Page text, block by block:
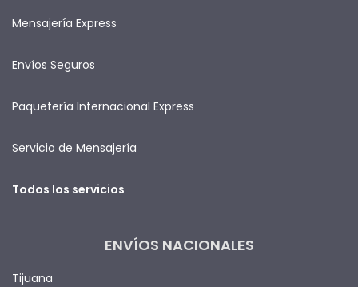
Mensajería Express
Envíos Seguros
Paquetería Internacional Express
Servicio de Mensajería
Todos los servicios
ENVÍOS NACIONALES
Tijuana